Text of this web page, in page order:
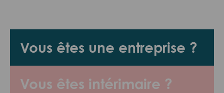
Vous êtes une entreprise ?
Vous êtes intérimaire ?